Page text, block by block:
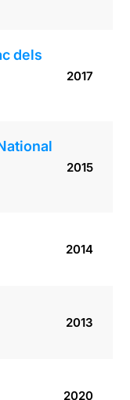
dels
2017
2015
2014
2013
2020